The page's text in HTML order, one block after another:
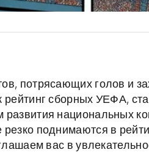
потрясающих голов и
сборных УЕФА,
национальных
поднимаются в
вас в